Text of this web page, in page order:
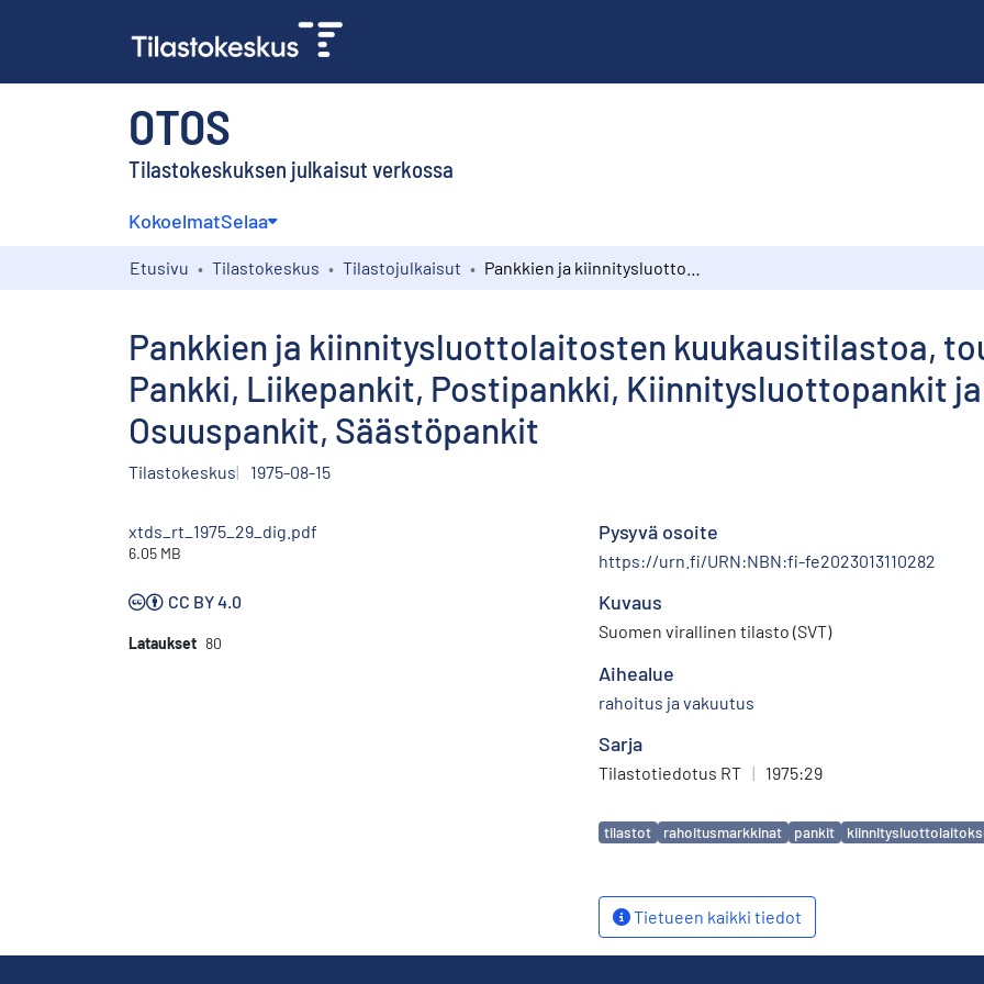
OTOS
Tilastokeskuksen julkaisut verkossa
KokoelmatSelaa
Etusivu Tilastokeskus Tilastojulkaisut
Pankkien ja kiinnitysluottolaitosten kuukausitilastoa,
Pankki, Liikepankit, Postipankki, Kiinnitysluottopankit
Osuuspankit, Säästöpankit
Tilastokeskus 1975-08-15
xtds_rt_1975_29_dig.pdf
6.05 MB
CC BY 4.0
Lataukset 80
Pysyvä osoite
https://urn.fi/URN:NBN:fi-fe2023013110282
Kuvaus
Suomen virallinen tilasto (SVT)
Aihealue
rahoitus ja vakuutus
Sarja
Tilastotiedotus RT | 1975:29
Avainsanat
tilastot rahoitusmarkkinat pankit
Tietueen kaikki tiedot